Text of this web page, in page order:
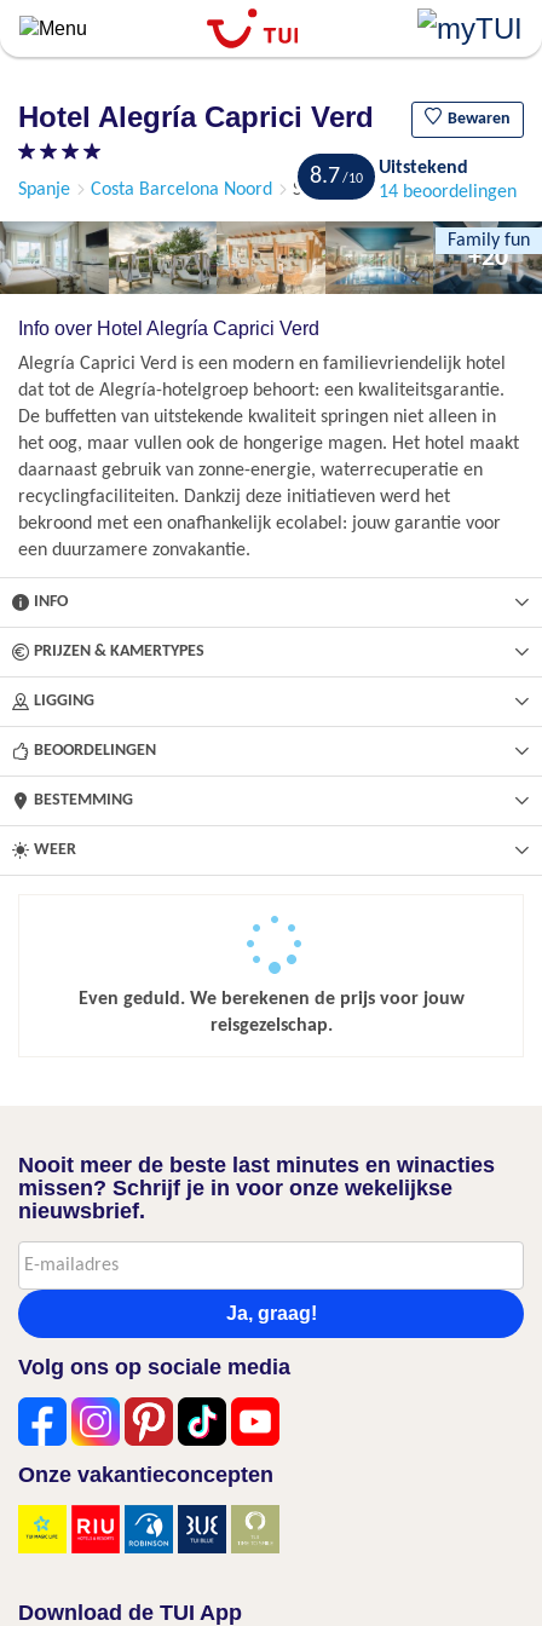
Overslaan
algemene
gaan
Hotel Alegría Caprici Verd Bewaren
Spanje Costa Barcelona Noord Santa Susanna
Family fun
8.7
Uitstekend
14 beoordelingen
+20
Info over Hotel Alegría Caprici Verd
Alegría Caprici Verd is een modern en familievriendelijk hotel
dat tot de Alegría-hotelgroep behoort: een kwaliteitsgarantie.
De buffetten van uitstekende kwaliteit springen niet alleen in
het oog, maar vullen ook de hongerige magen. Het hotel maakt
daarnaast gebruik van zonne-energie, waterrecuperatie en
recyclingfaciliteiten. Dankzij deze initiatieven werd het
bekroond met een onafhankelijk ecolabel: jouw garantie voor
een duurzamere zonvakantie.
INFO
PRIJZEN & KAMERTYPES
LIGGING
BEOORDELINGEN
BESTEMMING
WEER
Even geduld. We berekenen de prijs voor jouw
reisgezelschap.
Nooit meer de beste last minutes en winacties
missen? Schrijf je in voor onze wekelijkse
nieuwsbrief.
Ja, graag!
Volg ons op sociale media
Onze vakantieconcepten
Download de TUI App